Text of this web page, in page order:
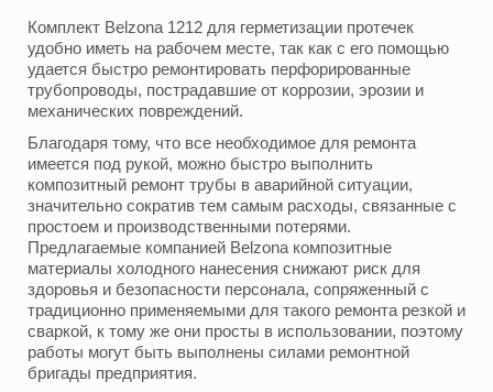
Комплект Belzona 1212 для герметизации протечек
удобно иметь на рабочем месте, так как с его помощью
удается быстро ремонтировать перфорированные
трубопроводы, пострадавшие от коррозии, эрозии и
механических повреждений.
Благодаря тому, что все необходимое для ремонта
имеется под рукой, можно быстро выполнить
композитный ремонт трубы в аварийной ситуации,
значительно сократив тем самым расходы, связанные с
простоем и производственными потерями.
Предлагаемые компанией Belzona композитные
материалы холодного нанесения снижают риск для
здоровья и безопасности персонала, сопряженный с
традиционно применяемыми для такого ремонта резкой и
сваркой, к тому же они просты в использовании, поэтому
работы могут быть выполнены силами ремонтной
бригады предприятия.